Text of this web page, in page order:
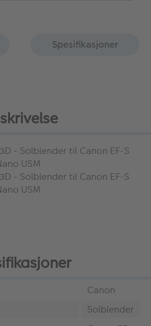
Spesifikasjoner
- Solblender til Canon EF-S
USM
- Solblender til Canon EF-S
USM
Canon
Solblender